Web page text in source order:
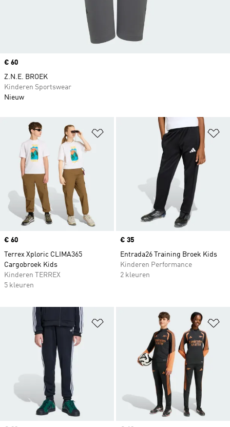
Op verlanglijst zetten
Price
€ 60
Terrex Xploric CLIMA365
Cargobroek Kids
Kinderen TERREX
5 kleuren
Price
€ 35
Entrada26 Training Broek Kids
Kinderen Performance
2 kleuren
Op verlanglijst zetten
Price
€ 60
Z.N.E. BROEK
Kinderen Sportswear
Nieuw